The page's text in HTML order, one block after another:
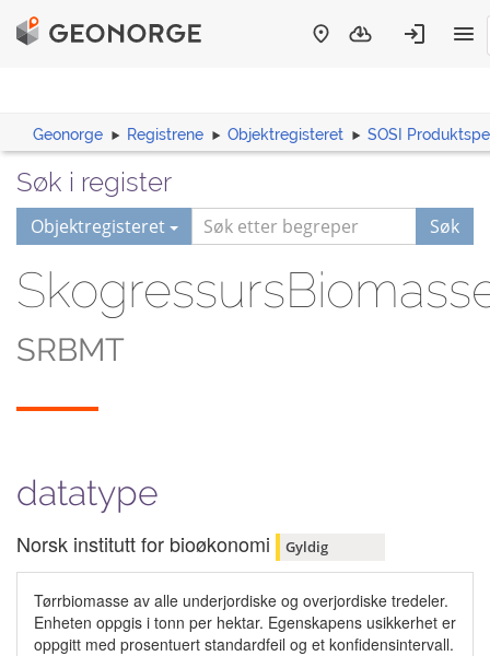
Geonorge Registrene Objektregisteret SOSI
Søk i register
Objektregisteret Søk
SRBMT
datatype
Norsk institutt for bioøkonomi Gyldig
Tørrbiomasse av alle underjordiske og overjordiske tredeler.
Enheten oppgis i tonn per hektar. Egenskapens usikkerhet er
oppgitt med prosentuert standardfeil og et konfidensintervall.